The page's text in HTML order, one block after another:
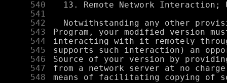
    540
    541
    542
    543
    544
    545
    546
    547
    548